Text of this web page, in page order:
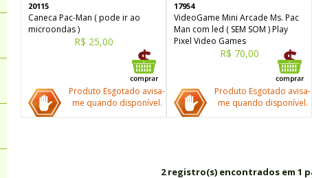
20115
Caneca Pac-Man ( pode ir ao
microondas )
R$ 25,00
Produto Esgotado avisa-
me quando disponível.
17954
VideoGame Mini Arcade Ms. Pac
Man com led ( SEM SOM ) Play
Pixel Video Games
R$ 70,00
Produto Esgotado avisa-
me quando disponível.
2 registro(s) encontrados em 1